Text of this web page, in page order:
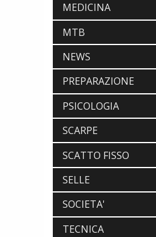
MEDICINA
MTB
NEWS
PREPARAZIONE
PSICOLOGIA
SCARPE
SCATTO FISSO
SELLE
SOCIETA'
TECNICA
E-BIKE ENDURO CON MANOLO
MORETTINI E FILIPPO COLARUSSO
ALIMENTAZIONE
GUIDA COMPLETA AL CICLISMO
MODERNO: SCARICA L'E-BOOK
GRATUITO DI ETHICSPORT
ABBIGLIAMENTO
NALINI. APPUNTAMENTO A IBF PER
SCOPRIRE IL PRIMO
CON AIRBAG INTEGRATO
LEGGEREZZA ASSOLUTA E
EBIKE
POLINI E-P3+ CAMPIONE DEL
E-BIKE ENDURO CON MANOLO